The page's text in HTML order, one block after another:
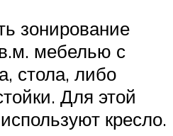
зонирование
мебелью с
стола, либо
Для этой
кресло.